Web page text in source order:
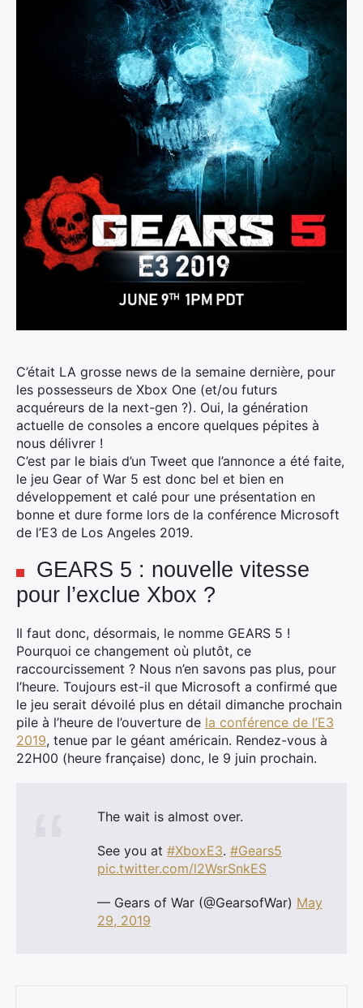
C’était LA grosse news de la semaine dernière, pour
les possesseurs de Xbox One (et/ou futurs
acquéreurs de la next-gen ?). Oui, la génération
actuelle de consoles a encore quelques pépites à
nous délivrer !
C’est par le biais d’un Tweet que l’annonce a été faite,
le jeu Gear of War 5 est donc bel et bien en
développement et calé pour une présentation en
bonne et dure forme lors de la conférence Microsoft
de l’E3 de Los Angeles 2019.
GEARS 5 : nouvelle vitesse
pour l’exclue Xbox ?
Il faut donc, désormais, le nomme GEARS 5 !
Pourquoi ce changement où plutôt, ce
raccourcissement ? Nous n’en savons pas plus, pour
l’heure. Toujours est-il que Microsoft a confirmé que
le jeu serait dévoilé plus en détail dimanche prochain
pile à l’heure de l’ouverture de la conférence de l’E3
2019, tenue par le géant américain. Rendez-vous à
22H00 (heure française) donc, le 9 juin prochain.
The wait is almost over.
See you at #XboxE3. #Gears5
pic.twitter.com/l2WsrSnkES
— Gears of War (@GearsofWar) May
29, 2019